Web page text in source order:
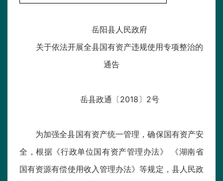
岳阳县人民政府
关于依法开展全县国有资产违规使用专项整治的
通告
岳县政通〔2018〕2号
为加强全县国有资产统一管理，确保国有资产安
全，根据《行政单位国有资产管理办法》 《湖南省
国有资源有偿使用收入管理办法》等规定，县人民政